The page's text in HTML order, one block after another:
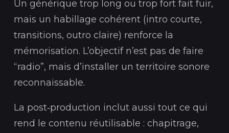
Un générique trop long ou trop fort fait fuir,
mais un habillage cohérent (intro courte,
transitions, outro claire) renforce la
mémorisation. L’objectif n’est pas de faire
“radio”, mais d’installer un territoire sonore
reconnaissable.
La post‑production inclut aussi tout ce qui
rend le contenu réutilisable : chapitrage,